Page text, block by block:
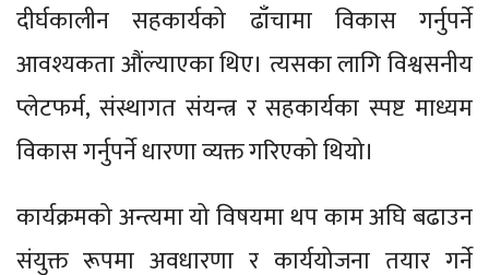
दीर्घकालीन सहकार्यको ढाँचामा विकास गर्नुपर्ने
आवश्यकता औंल्याएका थिए। त्यसका लागि विश्वसनीय
प्लेटफर्म, संस्थागत संयन्त्र र सहकार्यका स्पष्ट माध्यम
विकास गर्नुपर्ने धारणा व्यक्त गरिएको थियो।
कार्यक्रमको अन्त्यमा यो विषयमा थप काम अघि बढाउन
संयुक्त रूपमा अवधारणा र कार्ययोजना तयार गर्ने